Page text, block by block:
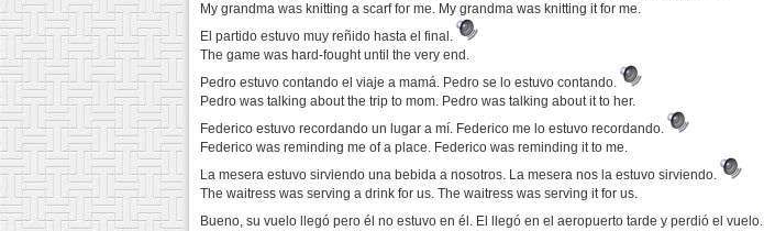
My grandma was knitting a scarf for me. My grandma was knitting it for me.
El partido estuvo muy reñido hasta el final.
The game was hard-fought until the very end.
Pedro estuvo contando el viaje a mamá. Pedro se lo estuvo contando.
Pedro was talking about the trip to mom. Pedro was talking about it to her.
Federico estuvo recordando un lugar a mí. Federico me lo estuvo recordando.
Federico was reminding me of a place. Federico was reminding it to me.
La mesera estuvo sirviendo una bebida a nosotros. La mesera nos la estuvo sirviendo.
The waitress was serving a drink for us. The waitress was serving it for us.
Bueno, su vuelo llegó pero él no estuvo en él. El llegó en el aeropuerto tarde y perdió el vuelo.